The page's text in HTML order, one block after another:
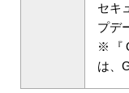
セキ
プデ
※『
は、